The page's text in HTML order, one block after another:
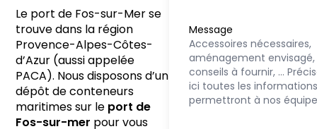
Le port de Fos-sur-Mer se
trouve dans la région
Provence-Alpes-Côtes-
d’Azur (aussi appelée
PACA). Nous disposons d’un
dépôt de conteneurs
maritimes sur leport de
Fos-sur-mer pour vous
Message